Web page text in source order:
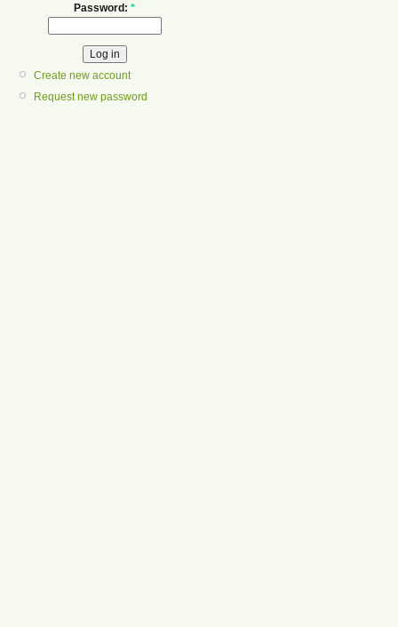
Password: *
Create new account
Request new password